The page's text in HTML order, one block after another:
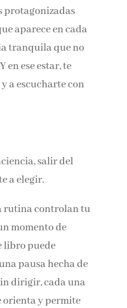
protagonizadas
aparece en cada
tranquila que no
en ese estar, te
a escucharte con
salir del
a elegir.
rutina controlan tu
momento de
libro puede
pausa hecha de
dirigir, cada una
orienta y permite
y condiciones